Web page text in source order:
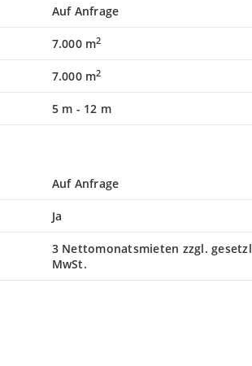
Auf Anfrage
7.000 m2
7.000 m2
5 m - 12 m
Auf Anfrage
Ja
3 Nettomonatsmieten zzgl.
MwSt.